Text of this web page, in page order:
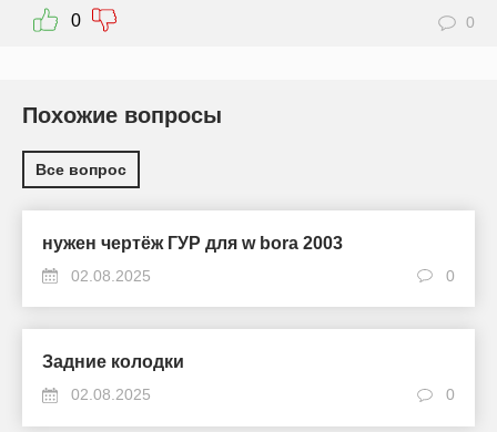
0 0
Похожие вопросы
Все вопрос
нужен чертёж ГУР для w bora 2003
02.08.2025 0
Задние колодки
02.08.2025 0